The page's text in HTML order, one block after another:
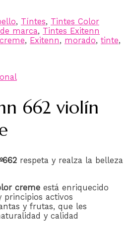
, Tíntes, Tintes Color
marca, Tintes Exitenn
, Exitenn, morado, tinte,
662 violín
respeta y realza la belleza
creme está enriquecido
principios activos
y frutas, que les
y calidad